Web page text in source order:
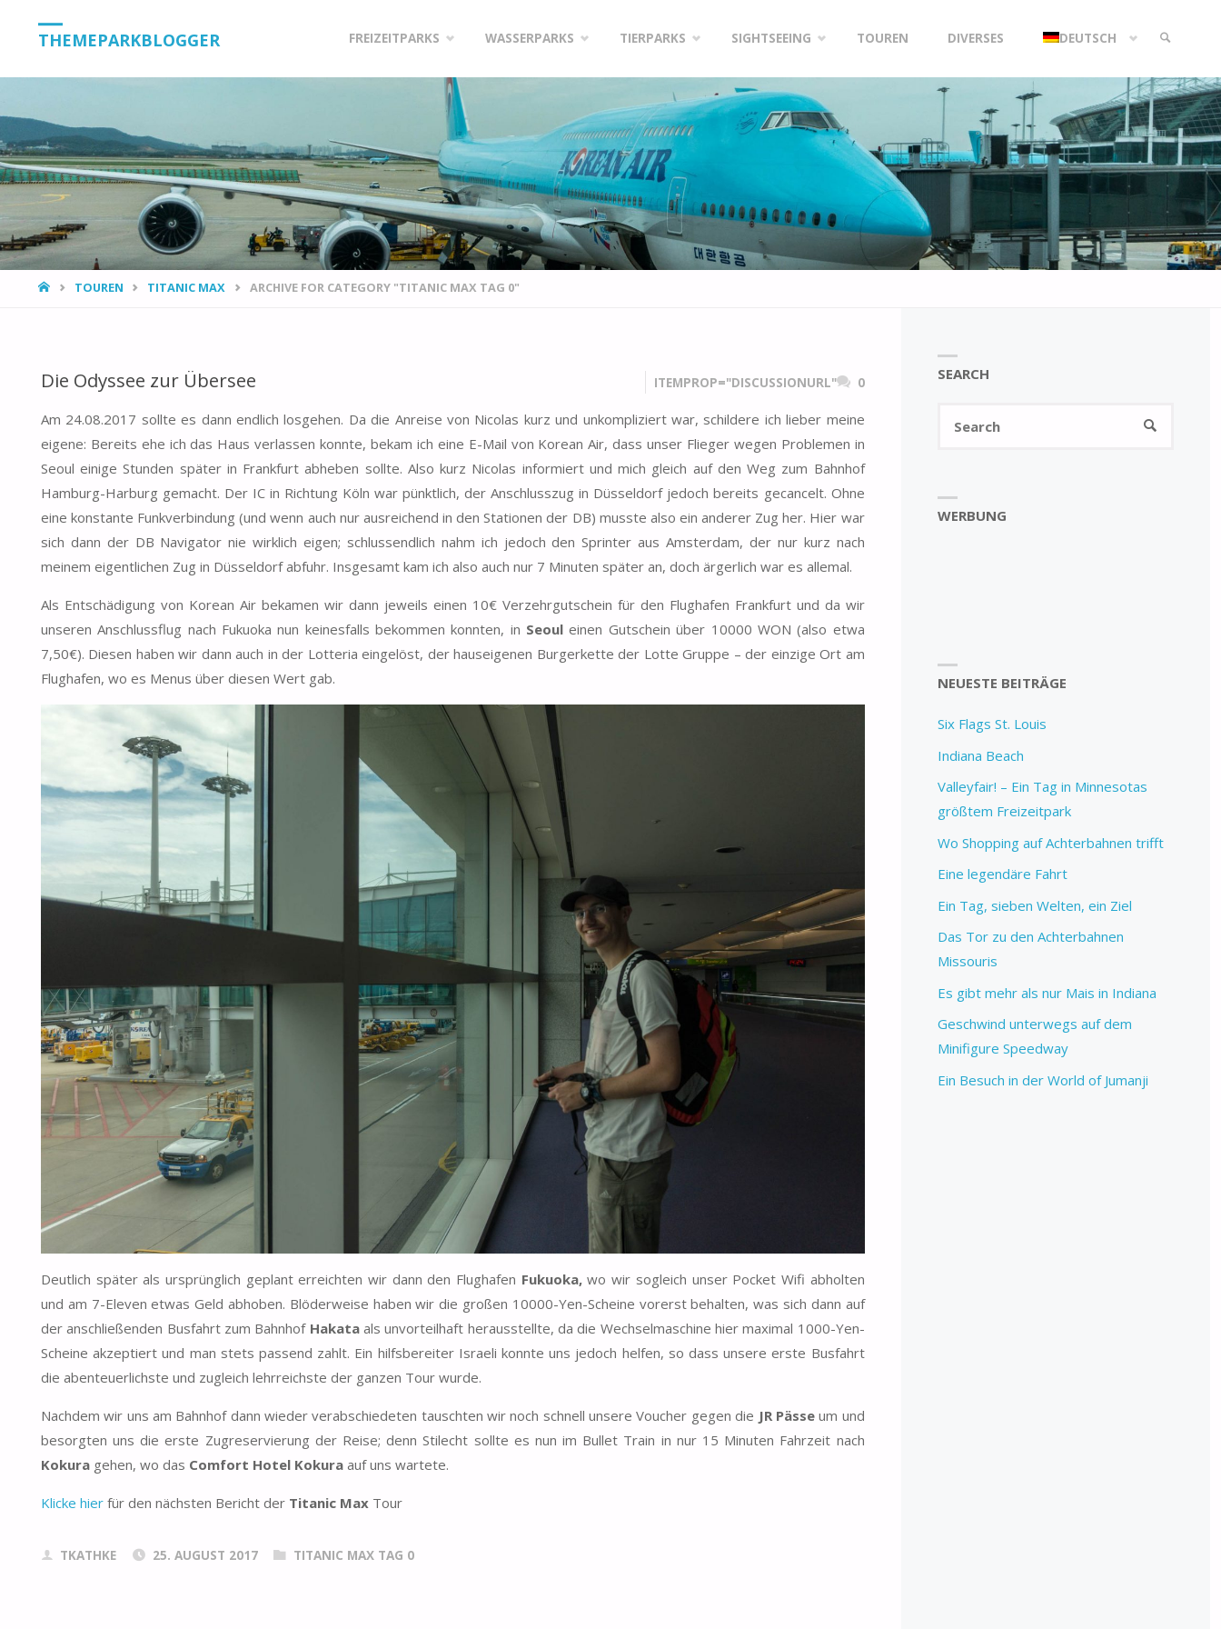
THEMEPARKBLOGGER FREIZEITPARKS WASSERPARKS TIERPARKS SIGHTSEEING TOUREN DIVERSES DEUTSCH
SEARCH
HOMETOUREN TITANIC MAX ARCHIVE FOR CATEGORY "TITANIC MAX TAG 0"
Die Odyssee zur Übersee ITEMPROP="DISCUSSIONURL" 0
Am 24.08.2017 sollte es dann endlich losgehen. Da die Anreise von Nicolas kurz und unkompliziert war, schildere ich lieber meine
eigene: Bereits ehe ich das Haus verlassen konnte, bekam ich eine E-Mail von Korean Air, dass unser Flieger wegen Problemen in
Seoul einige Stunden später in Frankfurt abheben sollte. Also kurz Nicolas informiert und mich gleich auf den Weg zum Bahnhof
Hamburg-Harburg gemacht. Der IC in Richtung Köln war pünktlich, der Anschlusszug in Düsseldorf jedoch bereits gecancelt. Ohne
eine konstante Funkverbindung (und wenn auch nur ausreichend in den Stationen der DB) musste also ein anderer Zug her. Hier war
sich dann der DB Navigator nie wirklich eigen; schlussendlich nahm ich jedoch den Sprinter aus Amsterdam, der nur kurz nach
meinem eigentlichen Zug in Düsseldorf abfuhr. Insgesamt kam ich also auch nur 7 Minuten später an, doch ärgerlich war es allemal.
Als Entschädigung von Korean Air bekamen wir dann jeweils einen 10€ Verzehrgutschein für den Flughafen Frankfurt und da wir
unseren Anschlussflug nach Fukuoka nun keinesfalls bekommen konnten, in Seoul einen Gutschein über 10000 WON (also etwa
7,50€). Diesen haben wir dann auch in der Lotteria eingelöst, der hauseigenen Burgerkette der Lotte Gruppe – der einzige Ort am
Flughafen, wo es Menus über diesen Wert gab.
Deutlich später als ursprünglich geplant erreichten wir dann den Flughafen Fukuoka,wo wir sogleich unser Pocket Wifi abholten
und am 7-Eleven etwas Geld abhoben. Blöderweise haben wir die großen 10000-Yen-Scheine vorerst behalten, was sich dann auf
der anschließenden Busfahrt zum Bahnhof Hakataals unvorteilhaft herausstellte, da die Wechselmaschine hier maximal 1000-Yen-
Scheine akzeptiert und man stets passend zahlt. Ein hilfsbereiter Israeli konnte uns jedoch helfen, so dass unsere erste Busfahrt
die abenteuerlichste und zugleich lehrreichste der ganzen Tour wurde.
Nachdem wir uns am Bahnhof dann wieder verabschiedeten tauschten wir noch schnell unsere Voucher gegen die JR Pässeum und
besorgten uns die erste Zugreservierung der Reise; denn Stilecht sollte es nun im Bullet Train in nur 15 Minuten Fahrzeit nach
Kokuragehen, wo das Comfort Hotel Kokuraauf uns wartete.
Klicke hierfür den nächsten Bericht der Titanic MaxTour
TKATHKE 25. AUGUST 2017 TITANIC MAX TAG 0
SEARCH
SEARCH
WERBUNG
NEUESTE BEITRÄGE
Six Flags St. Louis
Indiana Beach
Valleyfair! – Ein Tag in Minnesotas
größtem Freizeitpark
Wo Shopping auf Achterbahnen trifft
Eine legendäre Fahrt
Ein Tag, sieben Welten, ein Ziel
Das Tor zu den Achterbahnen
Missouris
Es gibt mehr als nur Mais in Indiana
Geschwind unterwegs auf dem
Minifigure Speedway
Ein Besuch in der World of Jumanji